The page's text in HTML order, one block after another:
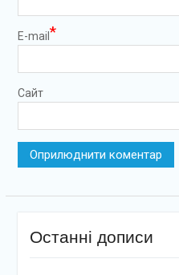
E-mail *
Сайт
Останні дописи